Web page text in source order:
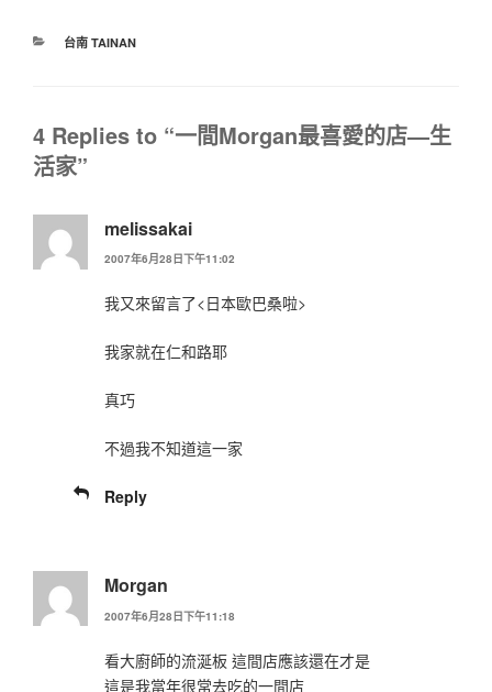
台南 TAINAN
4 Replies to “一間Morgan最喜愛的店—生
活家”
melissakai
2007年6月28日下午11:02
我又來留言了<日本歐巴桑啦>
我家就在仁和路耶
真巧
不過我不知道這一家
Reply
Morgan
2007年6月28日下午11:18
看大廚師的流涎板 這間店應該還在才是
這是我當年很常去吃的一間店